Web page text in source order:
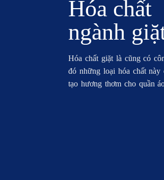
Hóa chất
ngành
Hóa chất giặt là cũng có
đó những loại hóa chất
tạo hương thơm cho quần